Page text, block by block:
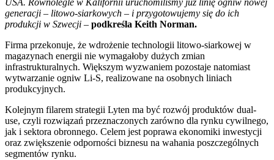
USA. Równolegle w Kalifornii uruchomiliśmy już linię ogniw nowej
generacji – litowo-siarkowych – i przygotowujemy się do ich
produkcji w Szwecji – podkreśla Keith Norman.
Firma przekonuje, że wdrożenie technologii litowo-siarkowej w
magazynach energii nie wymagałoby dużych zmian
infrastrukturalnych. Większym wyzwaniem pozostaje natomiast
wytwarzanie ogniw Li-S, realizowane na osobnych liniach
produkcyjnych.
Kolejnym filarem strategii Lyten ma być rozwój produktów dual-
use, czyli rozwiązań przeznaczonych zarówno dla rynku cywilnego,
jak i sektora obronnego. Celem jest poprawa ekonomiki inwestycji
oraz zwiększenie odporności biznesu na wahania poszczególnych
segmentów rynku.